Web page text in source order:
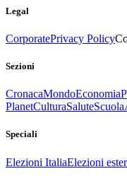
Legal
CorporatePrivacy Policy
Sezioni
CronacaMondoEconomia
PlanetCulturaSaluteScuola
Speciali
Elezioni ItaliaElezioni